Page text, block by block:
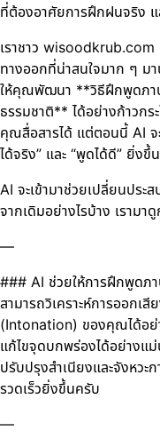
ที่ต้องอาศัยการฝึกฝนจริง
เราชาว wisoodkrub.com
ทางออกที่น่าสนใจมาก ๆ ม
ให้คุณพัฒนา **วิธีฝึกพูดภาษ
ธรรมชาติ** ได้อย่างก้าวกร
คุณสื่อสารได้ แต่ตอนนี้ AI จ
ได้จริง” และ “พูดได้ดี” ยิ่งขึ้
AI จะเข้ามาช่วยเปลี่ยนปร
จากเดิมอย่างไรบ้าง เรามา
—
### AI ช่วยให้การฝึกพูดภา
สามารถวิเคราะห์การออกเ
(Intonation) ของคุณได้อย่
แก้ไขจุดบกพร่องได้อย่างแ
ปรับปรุงสำเนียงและจังหวะ
รวดเร็วยิ่งขึ้นครับ
—